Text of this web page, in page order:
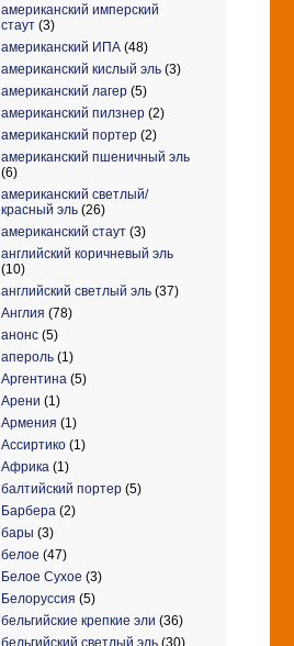
американский имперский
стаут (3)
американский ИПА (48)
американский кислый эль (3)
американский лагер (5)
американский пилзнер (2)
американский портер (2)
американский пшеничный эль
(6)
американский светлый/
красный эль (26)
американский стаут (3)
английский коричневый эль
(10)
английский светлый эль (37)
Англия (78)
анонс (5)
апероль (1)
Аргентина (5)
Арени (1)
Армения (1)
Ассиртико (1)
Африка (1)
балтийский портер (5)
Барбера (2)
бары (3)
белое (47)
Белое Сухое (3)
Белоруссия (5)
бельгийские крепкие эли (36)
бельгийский светлый эль (30)